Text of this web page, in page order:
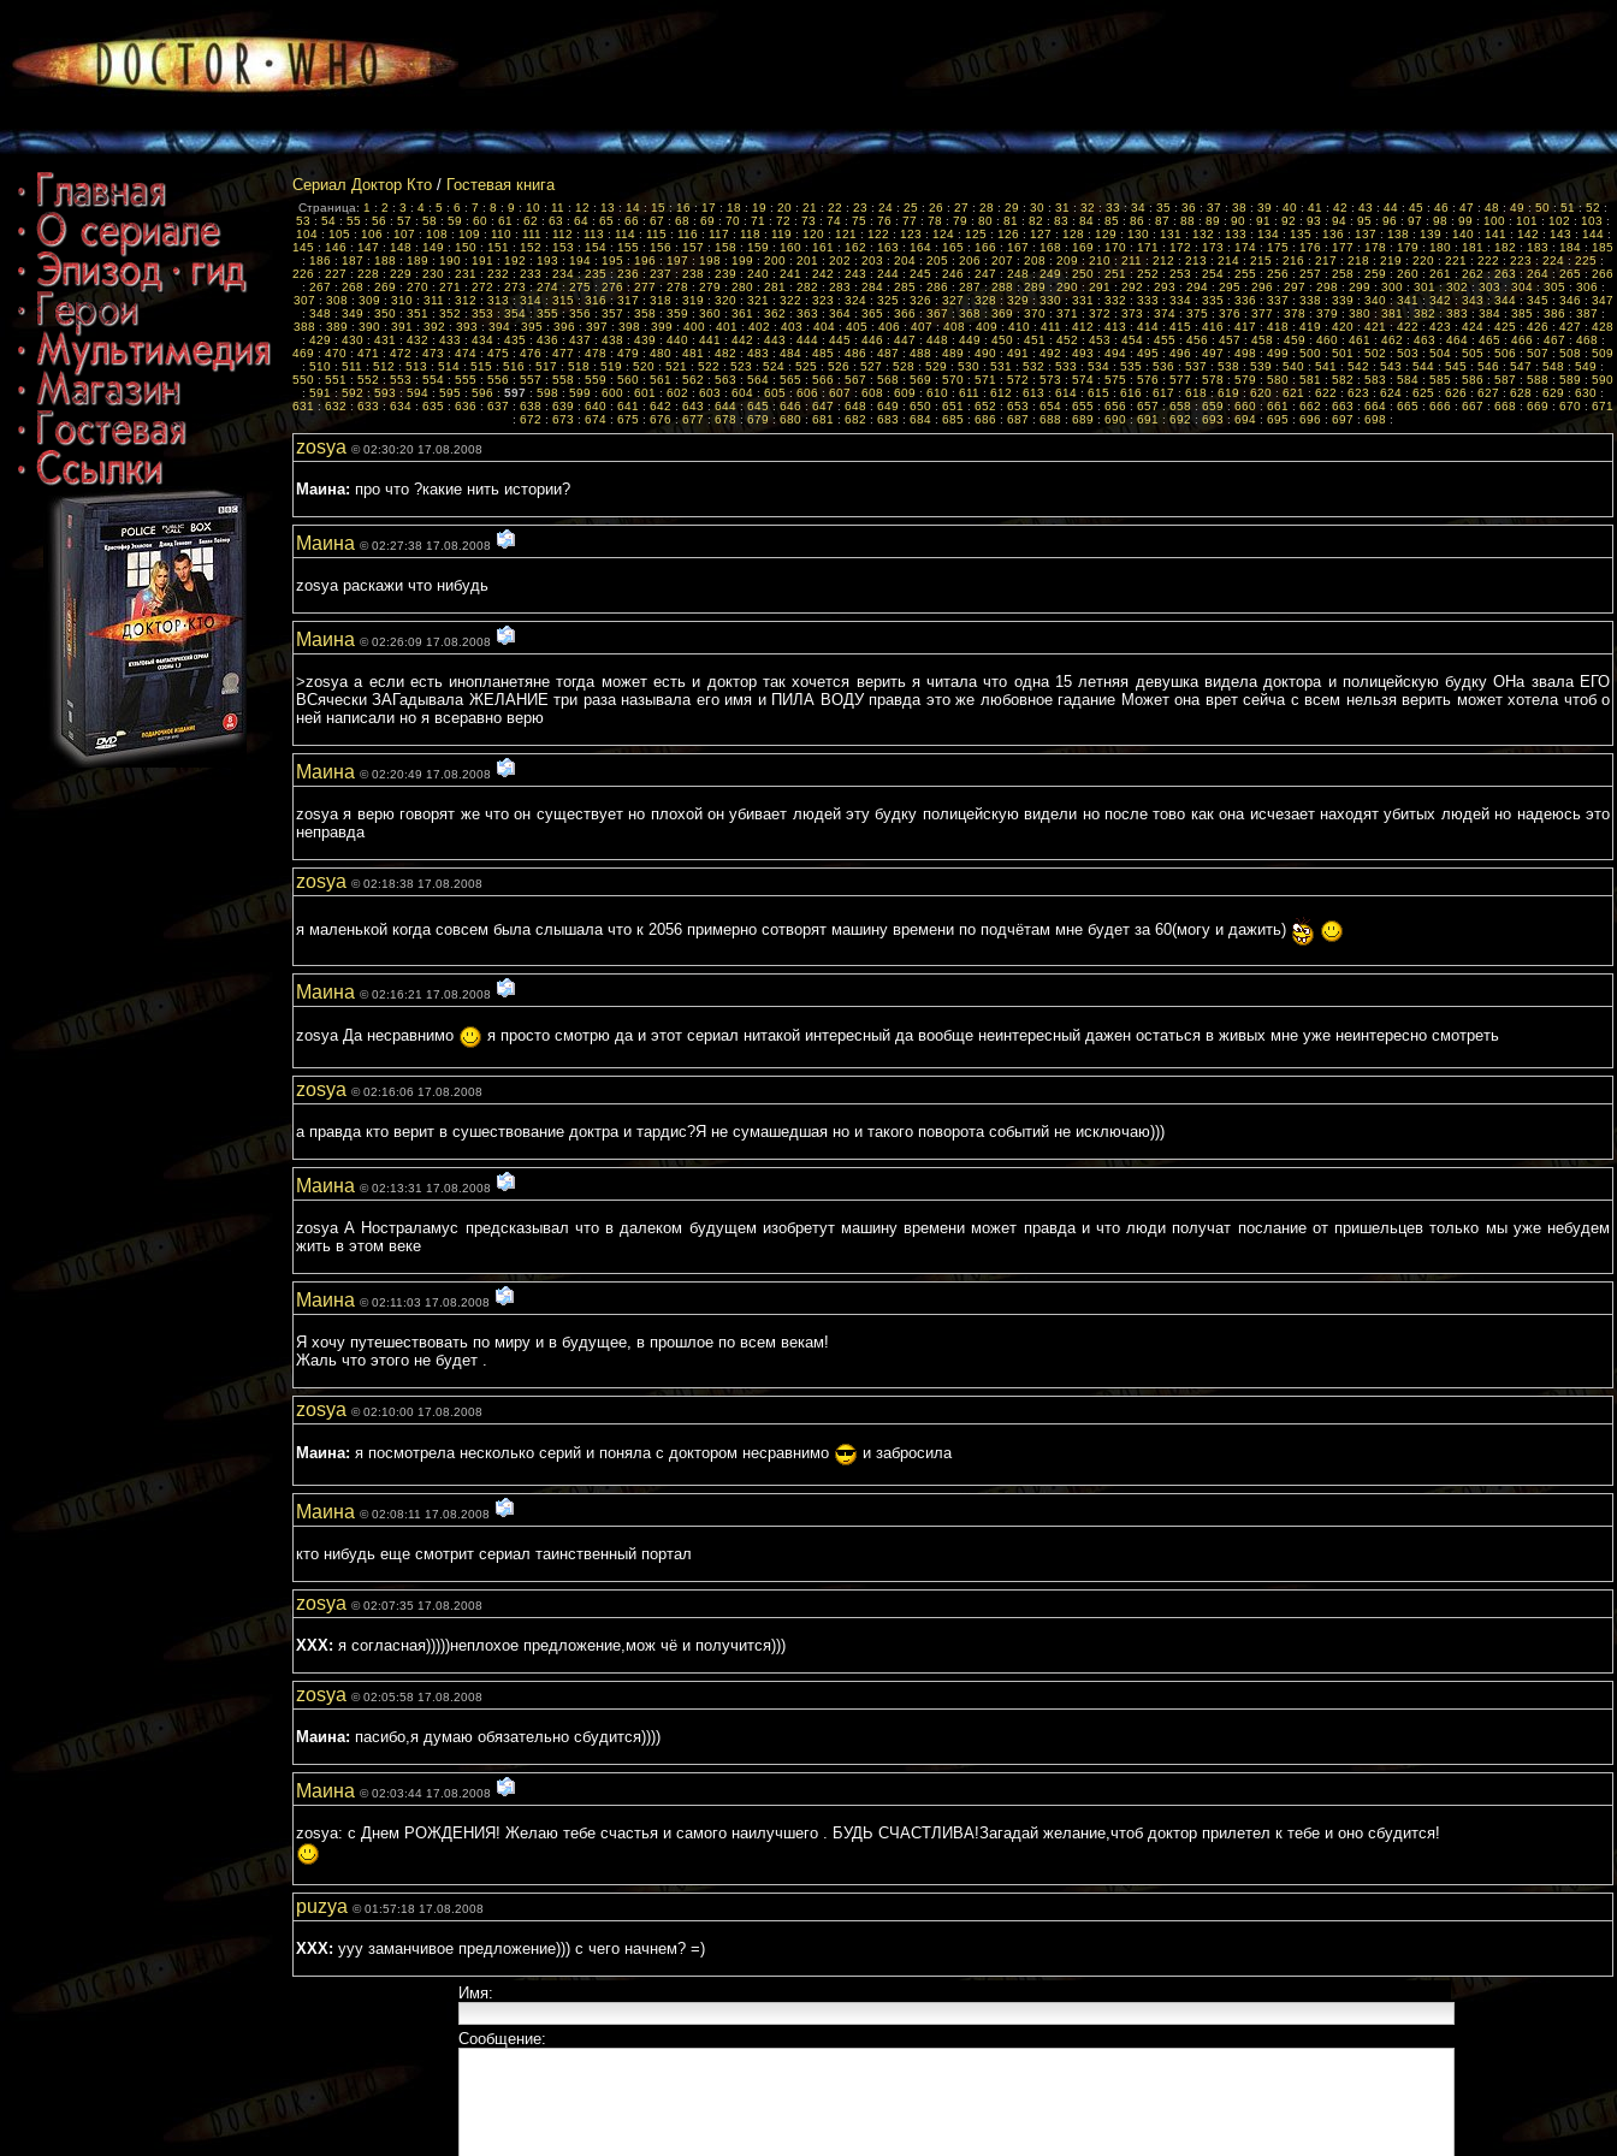
Сериал Доктор Кто / Гостевая книга
Страница: 1 : 2 : 3 : 4 : 5 : 6 : 7 : 8 : 9 : 10 : 11 : 12 : 13 : 14 : 15 : 16 : 17 : 18 : 19 : 20 : 21 : 22 : 23 : 24 : 25 : 26 : 27 : 28 : 29 : 30 : 31 : 32 : 33 : 34 : 35 : 36 : 37 : 38 : 39 : 40 : 41 : 42 : 43 : 44 : 45 : 46 : 47 : 48 : 49 : 50 : 51 : 52 :
53 : 54 : 55 : 56 : 57 : 58 : 59 : 60 : 61 : 62 : 63 : 64 : 65 : 66 : 67 : 68 : 69 : 70 : 71 : 72 : 73 : 74 : 75 : 76 : 77 : 78 : 79 : 80 : 81 : 82 : 83 : 84 : 85 : 86 : 87 : 88 : 89 : 90 : 91 : 92 : 93 : 94 : 95 : 96 : 97 : 98 : 99 : 100 : 101 : 102 : 103 :
104: 105: 106 : 107 : 108 : 109 : 110: 111 : 112 : 113 : 114: 115: 116 : 117 : 118 : 119 : 120: 121 : 122 : 123 : 124: 125: 126 : 127 : 128 : 129 : 130: 131 : 132 : 133 : 134: 135: 136 : 137 : 138 : 139 : 140: 141 : 142 : 143 : 144:
145 : 146 : 147 : 148 : 149 : 150 : 151 : 152 : 153 : 154 : 155 : 156 : 157 : 158 : 159 : 160 : 161 : 162 : 163 : 164 : 165 : 166 : 167 : 168 : 169 : 170 : 171 : 172 : 173 : 174 : 175 : 176 : 177 : 178 : 179 : 180 : 181 : 182 : 183 : 184 : 185
: 186 : 187 : 188 : 189 : 190 : 191 : 192 : 193 : 194 : 195 : 196 : 197 : 198 : 199 : 200 : 201 : 202 : 203 : 204 : 205 : 206 : 207 : 208 : 209 : 210 : 211 : 212 : 213 : 214 : 215 : 216 : 217 : 218 : 219 : 220 : 221 : 222 : 223 : 224 : 225 :
226 : 227 : 228 : 229 : 230 : 231 : 232 : 233 : 234 :235 :236 : 237 : 238 : 239 : 240 : 241 : 242 : 243 : 244 : 245 : 246 : 247 : 248:249: 250 : 251 : 252 : 253 : 254 : 255 : 256 : 257 : 258 : 259 : 260 : 261 : 262:263 : 264 : 265 : 266
: 267 : 268 : 269 : 270: 271 : 272 : 273 : 274: 275: 276: 277: 278 : 279 : 280: 281 : 282 : 283 : 284: 285: 286 : 287 : 288 :289 :290: 291 : 292 : 293 : 294: 295: 296 : 297 : 298 : 299 : 300: 301 :302: 303: 304: 305 : 306 :
307 : 308 : 309 : 310: 311 : 312 : 313: 314: 315: 316: 317 : 318 : 319 : 320: 321 : 322 : 323 : 324: 325: 326 : 327 :328 : 329 : 330: 331 : 332 : 333 : 334: 335: 336 : 337 : 338 : 339 : 340:341: 342 : 343 : 344: 345: 346 : 347
: 348 : 349 : 350: 351 : 352 : 353 : 354: 355:356 : 357 : 358 : 359 : 360: 361 : 362 : 363 : 364: 365: 366 : 367 : 368 : 369: 370: 371 : 372 : 373 : 374: 375: 376 : 377 : 378 : 379 : 380: 381 : 382 : 383 : 384: 385: 386 : 387 :
388 : 389 : 390: 391 : 392 : 393 : 394: 395 : 396 : 397 : 398 : 399 : 400: 401 : 402 : 403 : 404: 405: 406 : 407: 408 : 409 : 410: 411 : 412 : 413 : 414: 415: 416 : 417 : 418 : 419 : 420: 421 : 422 : 423 : 424: 425: 426 : 427 : 428
: 429 : 430: 431 : 432 : 433 : 434: 435: 436 : 437 : 438 : 439 : 440: 441 : 442 : 443 : 444: 445: 446 : 447 : 448 : 449 : 450: 451 : 452 : 453 : 454: 455: 456 : 457 : 458 : 459 : 460: 461 : 462 : 463 : 464: 465: 466 : 467 : 468 :
469 : 470 : 471 : 472 : 473 : 474 : 475 : 476 : 477 : 478 : 479 : 480 : 481 : 482 : 483 : 484 : 485 : 486 : 487 : 488 : 489 : 490 : 491 : 492 : 493 : 494 : 495 : 496 : 497 : 498 : 499 : 500 : 501 : 502 : 503 : 504 : 505 : 506 : 507 : 508 : 509
: 510 : 511 : 512 : 513 : 514 : 515 : 516 : 517 : 518 : 519 : 520 : 521 : 522 : 523 : 524 : 525 : 526 : 527 : 528 : 529 : 530 : 531 : 532 : 533 : 534 : 535 : 536 : 537 : 538 : 539 : 540 : 541 : 542 : 543 : 544 : 545 : 546 : 547 : 548 : 549 :
550 : 551 : 552 : 553 : 554 : 555 : 556 : 557 : 558 : 559 : 560 : 561 : 562 : 563 : 564 : 565 : 566 : 567 : 568 : 569 : 570 : 571 : 572 : 573 : 574 : 575 : 576 : 577 : 578 : 579 : 580 : 581 : 582 : 583 : 584 : 585 : 586 : 587 : 588 : 589 : 590
: 591 : 592 : 593 : 594 : 595 : 596 : 597 : 598 : 599 : 600 : 601 : 602 : 603 : 604 : 605 : 606 : 607 : 608 : 609 : 610 : 611 : 612 : 613 : 614 : 615 : 616 : 617 : 618 : 619 : 620 : 621 : 622 : 623 : 624 : 625 : 626 : 627 : 628 : 629 : 630 :
631 : 632 : 633 : 634 : 635 : 636 : 637 : 638 : 639 : 640 : 641 : 642 : 643 : 644 : 645 : 646 : 647 : 648 : 649 : 650 : 651 : 652 : 653 : 654 : 655 : 656 : 657 : 658 : 659 : 660 : 661 : 662 : 663 : 664 : 665 : 666 : 667 : 668 : 669 : 670 : 671
: 672 : 673 : 674 : 675 : 676 : 677 : 678 : 679 : 680 : 681 : 682 : 683 : 684 : 685 : 686 : 687 : 688 : 689 : 690 :691 : 692 : 693 : 694 : 695 : 696 : 697 : 698 :
zosya © 02:30:20 17.08.2008
Маина: про что ?какие нить истории?
Маина © 02:27:38 17.08.2008
zosyа раскажи что нибудь
Маина © 02:26:09 17.08.2008
>zosya а если есть инопланетяне тогда может есть и доктор так хочется верить я читала что одна 15 летняя девушка видела доктора и полицейскую будку ОНа звала ЕГО
ВСячески ЗАГадывала ЖЕЛАНИЕ три раза называла его имя и ПИЛА ВОДУ правда это же любовное гадание Может она врет сейча с всем нельзя верить может хотела чтоб о
ней написали но я всеравно верю
Маина © 02:20:49 17.08.2008
zosya я верю говорят же что он существует но плохой он убивает людей эту будку полицейскую видели но после тово как она исчезает находят убитых людей но надеюсь это
неправда
zosya © 02:18:38 17.08.2008
я маленькой когда совсем была слышала что к 2056 примерно сотворят машину времени по подчётам мне будет за 60(могу и дажить)
Маина © 02:16:21 17.08.2008
zosya Да несравнимо я просто смотрю да и этот сериал нитакой интересный да вообще неинтересный дажен остаться в живых мне уже неинтересно смотреть
zosya © 02:16:06 17.08.2008
а правда кто верит в сушествование доктра и тардис?Я не сумашедшая но и такого поворота событий не исключаю)))
Маина © 02:13:31 17.08.2008
zosya А Ностраламус предсказывал что в далеком будущем изобретут машину времени может правда и что люди получат послание от пришельцев только мы уже небудем
жить в этом веке
Маина © 02:11:03 17.08.2008
Я хочу путешествовать по миру и в будущее, в прошлое по всем векам!
Жаль что этого не будет .
zosya © 02:10:00 17.08.2008
Маина: я посмотрела несколько серий и поняла с доктором несравнимо и забросила
Маина © 02:08:11 17.08.2008
кто нибудь еще смотрит сериал таинственный портал
zosya © 02:07:35 17.08.2008
XXX: я согласная)))))неплохое предложение,мож чё и получится)))
zosya © 02:05:58 17.08.2008
Маина: пасибо,я думаю обязательно сбудится))))
Маина © 02:03:44 17.08.2008
zosya: с Днем РОЖДЕНИЯ! Желаю тебе счастья и самого наилучшего . БУДЬ СЧАСТЛИВА!Загадай желание,чтоб доктор прилетел к тебе и оно сбудится!
puzya © 01:57:18 17.08.2008
XXX: ууу заманчивое предложение))) с чего начнем? =)
Имя:
Сообщение: